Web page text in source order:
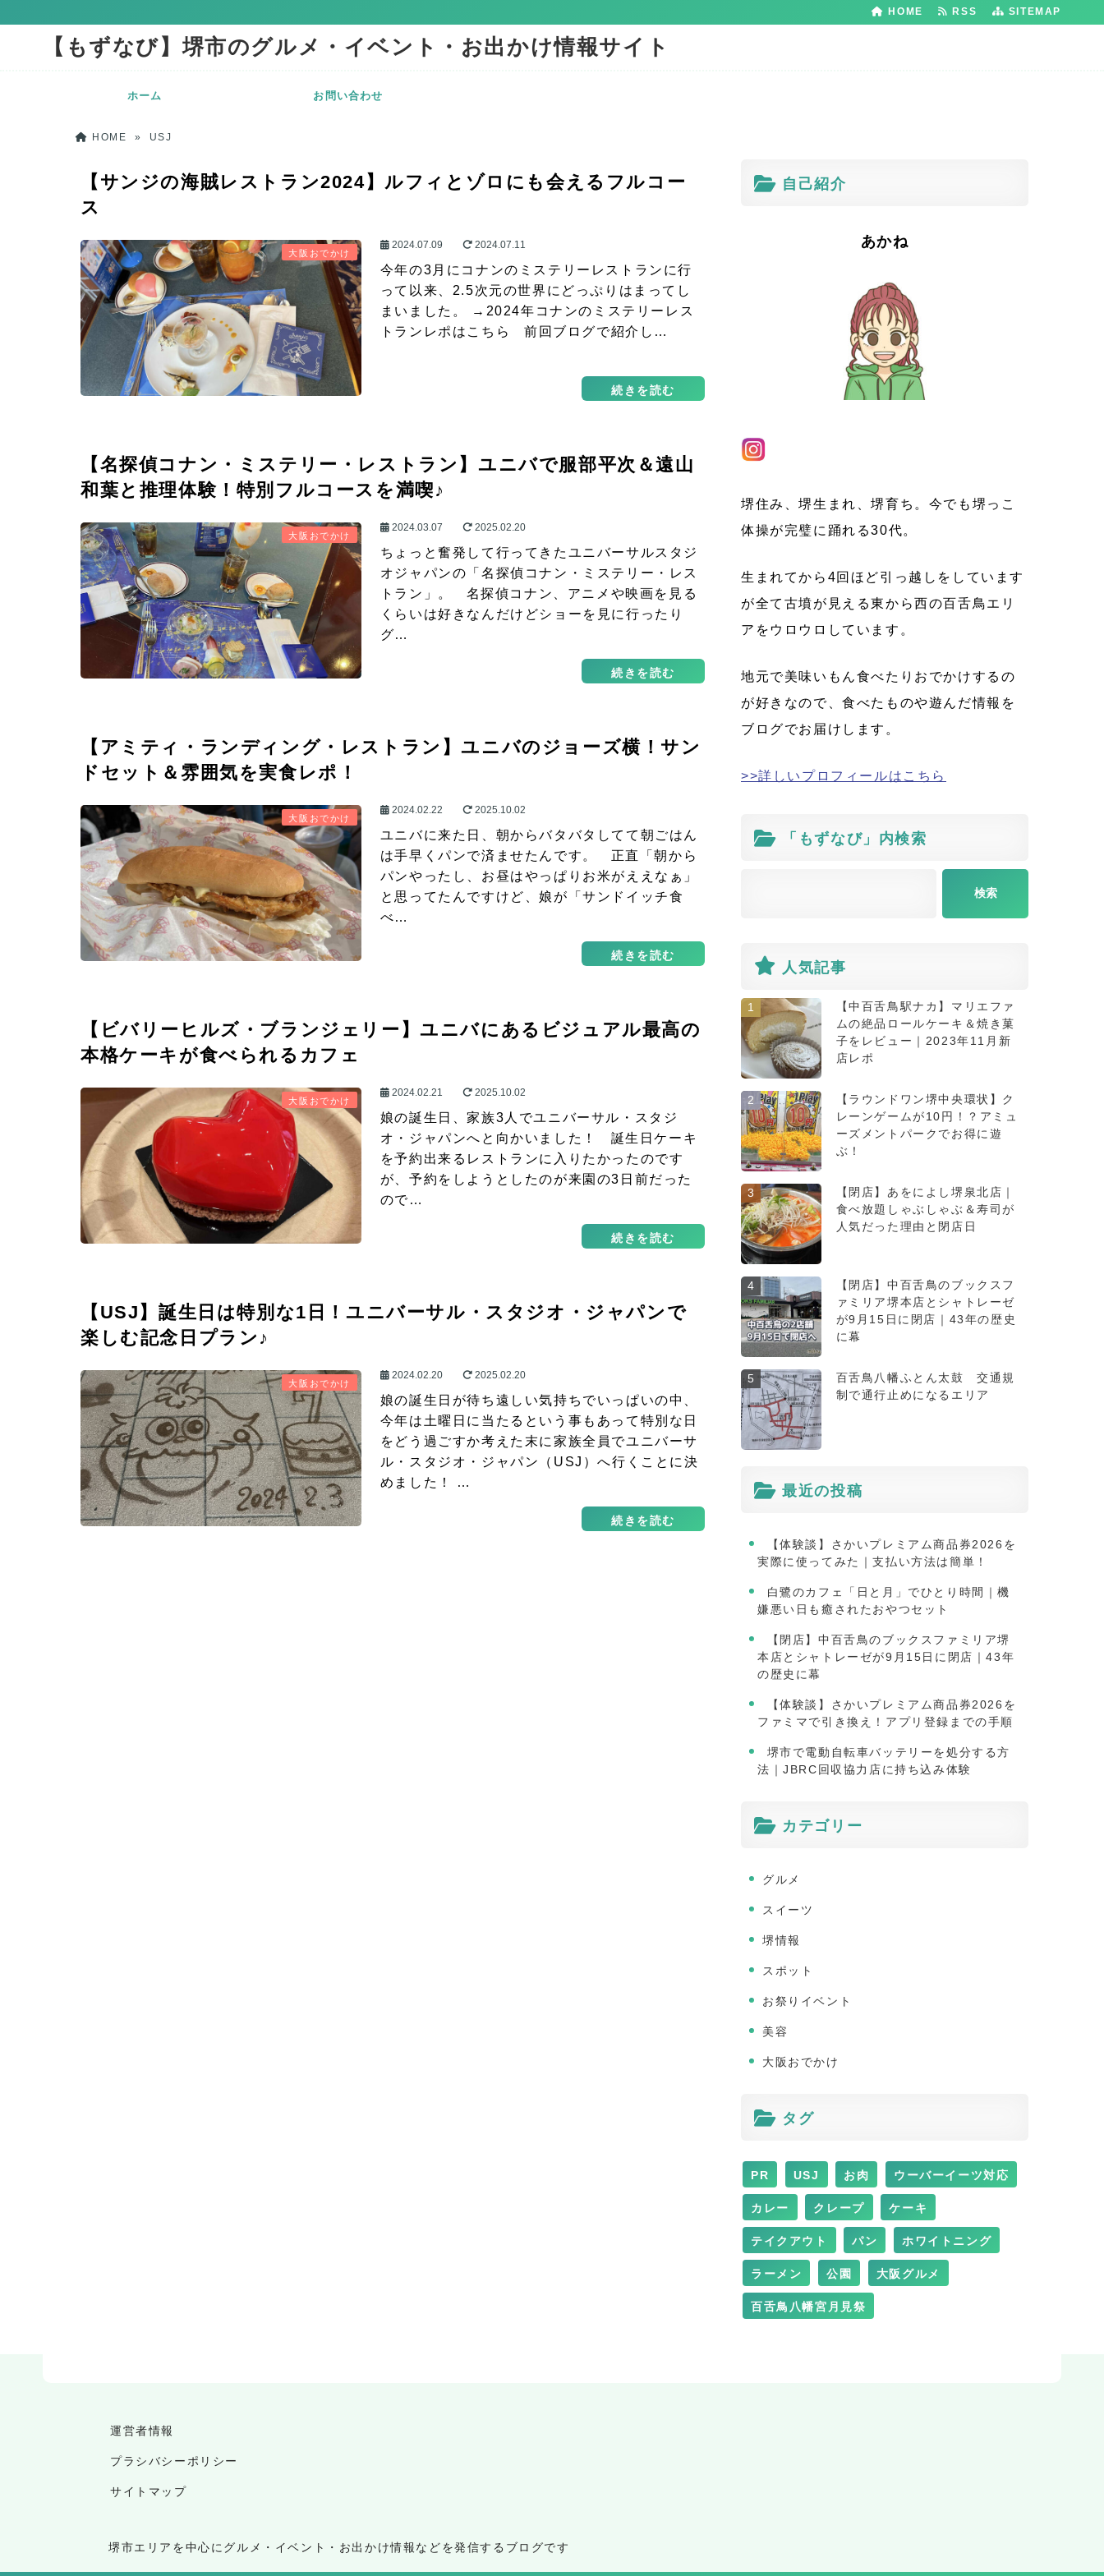
SITEMAP
RSS
HOME
【もずなび】堺市のグルメ・イベント・お出かけ情報サイト
ホーム お問い合わせ
HOME » USJ
【サンジの海賊レストラン2024】ルフィとゾロにも会えるフルコー
ス
大阪おでかけ
2024.07.09 2024.07.11
今年の3月にコナンのミステリーレストランに行
って以来、2.5次元の世界にどっぷりはまってし
まいました。 →2024年コナンのミステリーレス
トランレポはこちら 前回ブログで紹介し…
続きを読む
【名探偵コナン・ミステリー・レストラン】ユニバで服部平次＆遠山
和葉と推理体験！特別フルコースを満喫♪
大阪おでかけ
2024.03.07 2025.02.20
ちょっと奮発して行ってきたユニバーサルスタジ
オジャパンの「名探偵コナン・ミステリー・レス
トラン」。 名探偵コナン、アニメや映画を見る
くらいは好きなんだけどショーを見に行ったり
グ…
続きを読む
【アミティ・ランディング・レストラン】ユニバのジョーズ横！サン
ドセット＆雰囲気を実食レポ！
大阪おでかけ
2024.02.22 2025.10.02
ユニバに来た日、朝からバタバタしてて朝ごはん
は手早くパンで済ませたんです。 正直「朝から
パンやったし、お昼はやっぱりお米がええなぁ」
と思ってたんですけど、娘が「サンドイッチ食
べ…
続きを読む
【ビバリーヒルズ・ブランジェリー】ユニバにあるビジュアル最高の
本格ケーキが食べられるカフェ
大阪おでかけ
2024.02.21 2025.10.02
娘の誕生日、家族3人でユニバーサル・スタジ
オ・ジャパンへと向かいました！ 誕生日ケーキ
を予約出来るレストランに入りたかったのです
が、予約をしようとしたのが来園の3日前だった
ので…
続きを読む
【USJ】誕生日は特別な1日！ユニバーサル・スタジオ・ジャパンで
楽しむ記念日プラン♪
大阪おでかけ
2024.02.20 2025.02.20
娘の誕生日が待ち遠しい気持ちでいっぱいの中、
今年は土曜日に当たるという事もあって特別な日
をどう過ごすか考えた末に家族全員でユニバーサ
ル・スタジオ・ジャパン（USJ）へ行くことに決
めました！ …
続きを読む
自己紹介
あかね
堺住み、堺生まれ、堺育ち。今でも堺っこ
体操が完璧に踊れる30代。
生まれてから4回ほど引っ越しをしています
が全て古墳が見える東から西の百舌鳥エリ
アをウロウロしています。
地元で美味いもん食べたりおでかけするの
が好きなので、食べたものや遊んだ情報を
ブログでお届けします。
>>詳しいプロフィールはこちら
「もずなび」内検索
人気記事
1
【中百舌鳥駅ナカ】マリエファ
ムの絶品ロールケーキ＆焼き菓
子をレビュー｜2023年11月新
店レポ
2
【ラウンドワン堺中央環状】ク
レーンゲームが10円！？アミュ
ーズメントパークでお得に遊
ぶ！
3
【閉店】あをによし堺泉北店｜
食べ放題しゃぶしゃぶ＆寿司が
人気だった理由と閉店日
4
【閉店】中百舌鳥のブックスフ
ァミリア堺本店とシャトレーゼ
が9月15日に閉店｜43年の歴史
に幕
5
百舌鳥八幡ふとん太鼓 交通規
制で通行止めになるエリア
最近の投稿
【体験談】さかいプレミアム商品券2026を
実際に使ってみた｜支払い方法は簡単！
白鷺のカフェ「日と月」でひとり時間｜機
嫌悪い日も癒されたおやつセット
【閉店】中百舌鳥のブックスファミリア堺
本店とシャトレーゼが9月15日に閉店｜43年
の歴史に幕
【体験談】さかいプレミアム商品券2026を
ファミマで引き換え！アプリ登録までの手順
堺市で電動自転車バッテリーを処分する方
法｜JBRC回収協力店に持ち込み体験
カテゴリー
グルメ
スイーツ
堺情報
スポット
お祭りイベント
美容
大阪おでかけ
タグ
PR USJ お肉 ウーバーイーツ対応
カレー クレープ ケーキ
テイクアウト パン ホワイトニング
ラーメン 公園 大阪グルメ
百舌鳥八幡宮月見祭
運営者情報
プラシバシーポリシー
サイトマップ
堺市エリアを中心にグルメ・イベント・お出かけ情報などを発信するブログです